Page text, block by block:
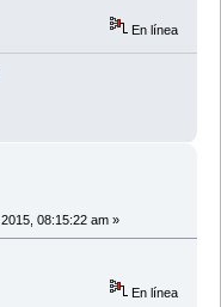
En línea
08:15:22 am »
En línea